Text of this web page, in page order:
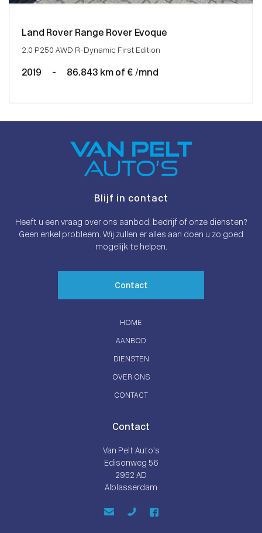
Land Rover Range Rover Evoque
2.0 P250 AWD R-Dynamic First Edition
2019 - 86.843 km of € /mnd
Blijf in contact
Heeft u een vraag over ons aanbod, bedrijf of onze diensten?
Geen enkel probleem. Wij zullen er alles aan doen u zo goed
mogelijk te helpen.
Contact
HOME
AANBOD
DIENSTEN
OVER ONS
CONTACT
Contact
Van Pelt Auto’s
Edisonweg 56
2952 AD
Alblasserdam